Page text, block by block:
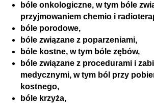
bóle onkologiczne, w tym bóle
przyjmowaniem chemio i
bóle porodowe,
bóle związane z poparzeniami,
bóle kostne, w tym bóle zębów,
bóle związane z procedurami i
medycznymi, w tym ból przy
kostnego,
bóle krzyża,